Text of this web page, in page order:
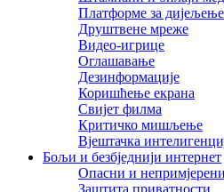
Платформе за
Друштвене мреже
Видео-игрице
Оглашавање
Дезинформације
Коришћење екрана
Свијет филма
Критичко мишљење
Вјештачка
Бољи и безбједнији интернет
Опасни и
Заштита приватности